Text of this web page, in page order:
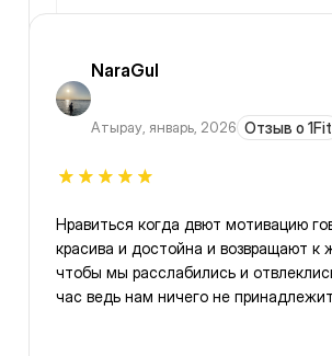
апамнан, и менен😝, кездескенше
NaraGul
Атырау, январь, 2026 Отзыв о 1Fit
Нравиться когда двют мотивацию
красива и достойна и возвращают к
чтобы мы расслабились и
час ведь нам ничего не